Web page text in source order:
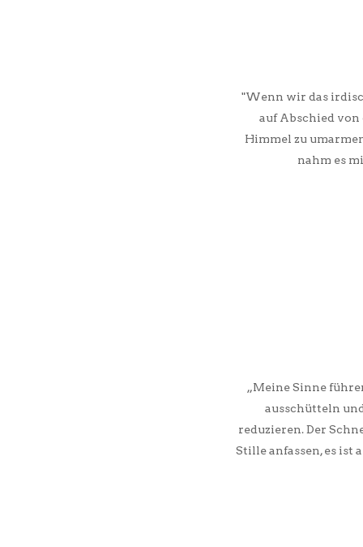
"Wenn wir das
auf Abschied von
Himmel zu
nahm es
„Meine Sinne
ausschütteln
reduzieren. Der
Stille anfassen, es ist